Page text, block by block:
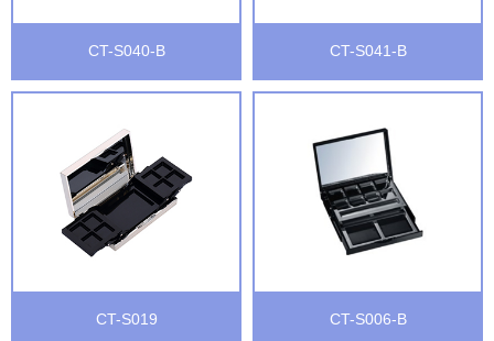
CT-S040-B CT-S041-B
CT-S019 CT-S006-B